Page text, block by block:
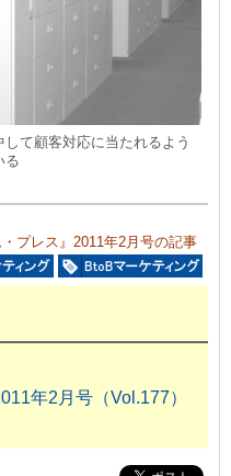
て顧客対応に当たれるよう
る
プレス』2011年2月号の記事
年2月号（Vol.177）